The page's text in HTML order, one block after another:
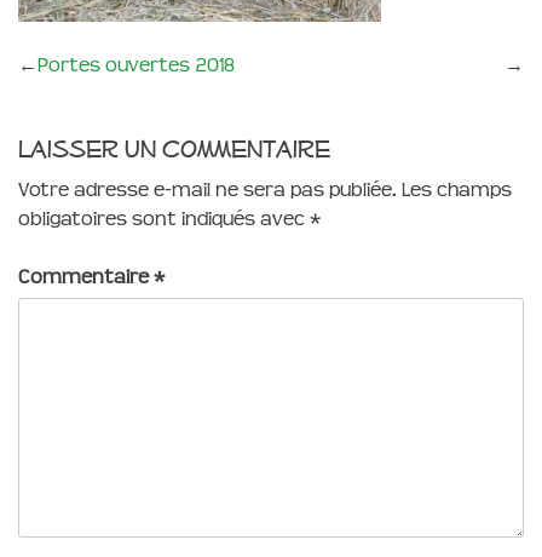
←Portes ouvertes 2018 →
Laisser un commentaire
Votre adresse e-mail ne sera pas publiée. Les champs
obligatoires sont indiqués avec *
Commentaire*